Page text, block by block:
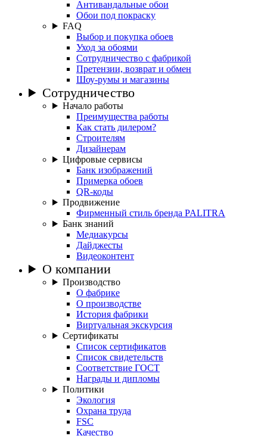
Антивандальные обои
Обои под покраску
FAQ
Выбор и покупка обоев
Уход за обоями
Сотрудничество с фабрикой
Претензии, возврат и обмен
Шоу-румы и магазины
Сотрудничество
Начало работы
Преимущества работы
Как стать дилером?
Строителям
Дизайнерам
Цифровые сервисы
Банк изображений
Примерка обоев
QR-коды
Продвижение
Фирменный стиль бренда PALITRA
Банк знаний
Медиакурсы
Дайджесты
Видеоконтент
О компании
Производство
О фабрике
О производстве
История фабрики
Виртуальная экскурсия
Сертификаты
Список сертификатов
Список свидетельств
Соответствие ГОСТ
Награды и дипломы
Политики
Экология
Охрана труда
FSC
Качество